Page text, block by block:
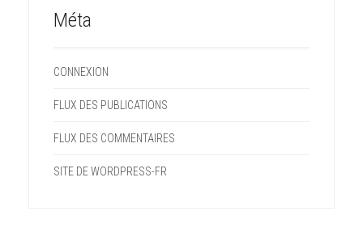
Méta
CONNEXION
FLUX DES PUBLICATIONS
FLUX DES COMMENTAIRES
SITE DE WORDPRESS-FR